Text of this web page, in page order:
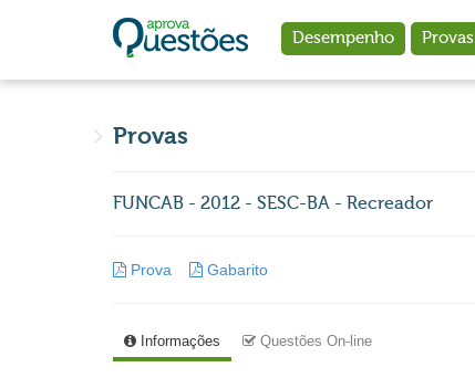
Desempenho Provas
Provas
FUNCAB - 2012 - SESC-BA - Recreador
Prova Gabarito
Informações Questões On-line